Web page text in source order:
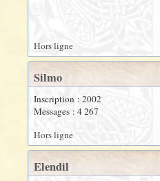
Hors ligne
Silmo
Inscription : 2002
Messages : 4 267
Hors ligne
Elendil